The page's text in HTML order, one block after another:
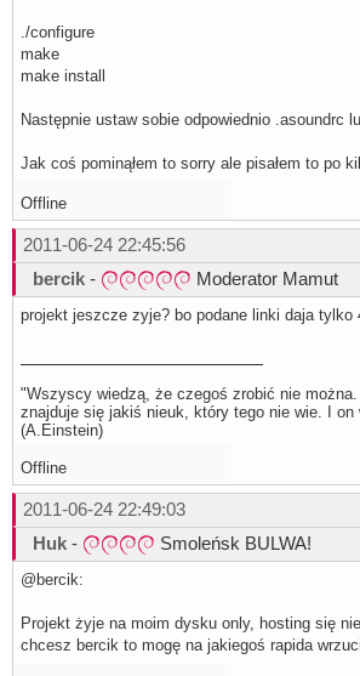
./configure
make
make install
Następnie ustaw sobie odpowiednio .asoundrc
Jak coś pominąłem to sorry ale pisałem to po
Offline
2011-06-24 22:45:56
bercik - Moderator Mamut
projekt jeszcze zyje? bo podane linki daja tylko
"Wszyscy wiedzą, że czegoś zrobić nie
znajduje się jakiś nieuk, który tego nie wie. I on
(A.Einstein)
Offline
2011-06-24 22:49:03
Huk - Smoleńsk BULWA!
@bercik:
Projekt żyje na moim dysku only, hosting się
chcesz bercik to mogę na jakiegoś rapida